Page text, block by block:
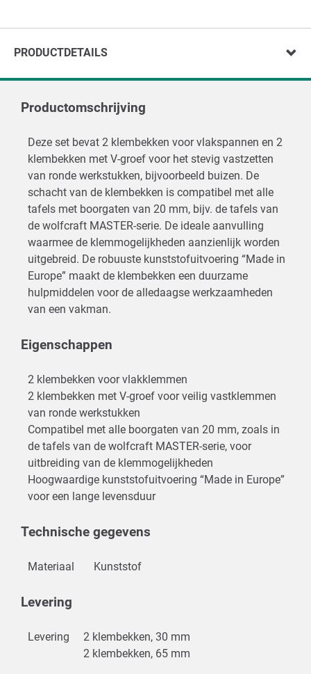
PRODUCTDETAILS
Productomschrijving
Deze set bevat 2 klembekken voor vlakspannen en 2
klembekken met V-groef voor het stevig vastzetten
van ronde werkstukken, bijvoorbeeld buizen. De
schacht van de klembekken is compatibel met alle
tafels met boorgaten van 20 mm, bijv. de tafels van
de wolfcraft MASTER-serie. De ideale aanvulling
waarmee de klemmogelijkheden aanzienlijk worden
uitgebreid. De robuuste kunststofuitvoering “Made in
Europe” maakt de klembekken een duurzame
hulpmiddelen voor de alledaagse werkzaamheden
van een vakman.
Eigenschappen
2 klembekken voor vlakklemmen
2 klembekken met V-groef voor veilig vastklemmen
van ronde werkstukken
Compatibel met alle boorgaten van 20 mm, zoals in
de tafels van de wolfcraft MASTER-serie, voor
uitbreiding van de klemmogelijkheden
Hoogwaardige kunststofuitvoering “Made in Europe”
voor een lange levensduur
Technische gegevens
Materiaal Kunststof
Levering
Levering
2 klembekken, 30 mm
2 klembekken, 65 mm